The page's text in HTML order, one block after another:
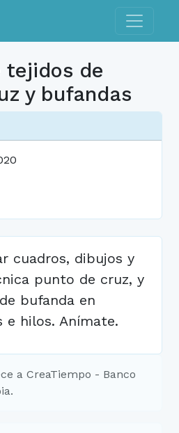
Toggle
tejidos de
y bufandas
cuadros, dibujos y
punto de cruz, y
bufanda en
e hilos. Anímate.
a CreaTiempo - Banco